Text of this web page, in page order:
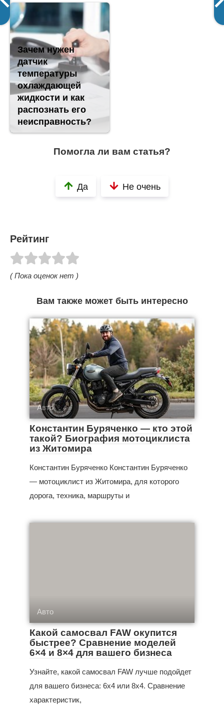
Зачем нужен
датчик
температуры
охлаждающей
жидкости и как
распознать его
неисправность?
Помогла ли вам статья?
Да Не очень
Рейтинг
( Пока оценок нет )
Вам также может быть интересно
Авто
Константин Буряченко — кто этой
такой? Биография мотоциклиста
из Житомира
Константин Буряченко Константин Буряченко
— мотоциклист из Житомира, для которого
дорога, техника, маршруты и
Авто
Какой самосвал FAW окупится
быстрее? Сравнение моделей
6×4 и 8×4 для вашего бизнеса
Узнайте, какой самосвал FAW лучше подойдет
для вашего бизнеса: 6x4 или 8x4. Сравнение
характеристик,